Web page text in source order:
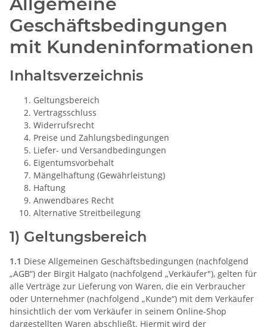
Geschäftsbedingungen
mit Kundeninformationen
Inhaltsverzeichnis
Geltungsbereich
Vertragsschluss
Widerrufsrecht
Preise und Zahlungsbedingungen
Liefer- und Versandbedingungen
Eigentumsvorbehalt
Mängelhaftung (Gewährleistung)
Haftung
Anwendbares Recht
Alternative Streitbeilegung
1) Geltungsbereich
1.1 Diese Allgemeinen Geschäftsbedingungen (nachfolgend
„AGB“) der Birgit Halgato (nachfolgend „Verkäufer"), gelten für
alle Verträge zur Lieferung von Waren, die ein Verbraucher
oder Unternehmer (nachfolgend „Kunde“) mit dem Verkäufer
hinsichtlich der vom Verkäufer in seinem Online-Shop
dargestellten Waren abschließt. Hiermit wird der